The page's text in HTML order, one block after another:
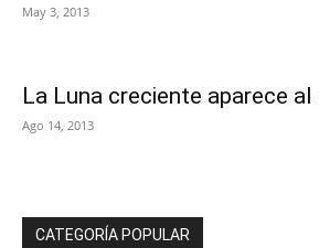
May 3, 2013
La Luna creciente aparece
Ago 14, 2013
CATEGORÍA POPULAR